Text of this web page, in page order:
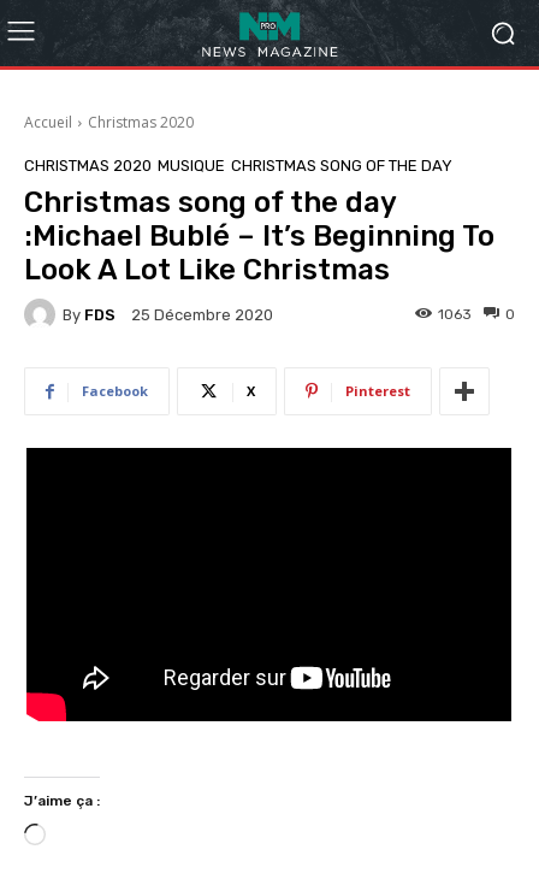
Accueil Christmas 2020
CHRISTMAS 2020 MUSIQUE CHRISTMAS SONG OF THE DAY
Christmas song of the day
:Michael Bublé – It’s Beginning To
Look A Lot Like Christmas
By FDS 25 Décembre 2020 0
1063
Facebook X Pinterest
J’aime ça :
C